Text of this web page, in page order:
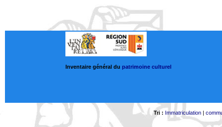
Inventaire général du patrimoine culturel
Tri : Immatriculation|